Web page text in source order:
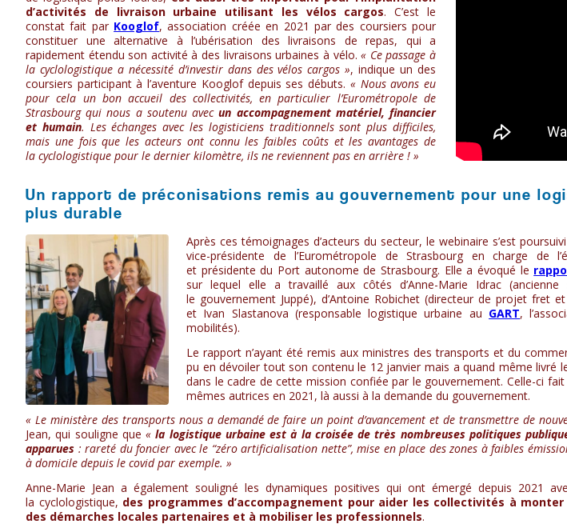
d’activités de livraison urbaine utilisant les vélos cargos. C’est le
constat fait par Kooglof, association créée en 2021 par des coursiers pour
constituer une alternative à l’ubérisation des livraisons de repas, qui a
rapidement étendu son activité à des livraisons urbaines à vélo.« Ce passage à
la cyclologistique a nécessité d’investir dans des vélos cargos », indique un des
coursiers participant à l’aventure Kooglof depuis ses débuts. « Nous avons eu
pour cela un bon accueil des collectivités, en particulier l’Eurométropole de
Strasbourg qui nous a soutenu avecun accompagnement matériel, financier
et humain. Les échanges avec les logisticiens traditionnels sont plus difficiles,
mais une fois que les acteurs ont connu les faibles coûts et les avantages de
la cyclologistique pour le dernier kilomètre, ils ne reviennent pas en arrière ! »
Un rapport de préconisations remis au gouvernement pour une
plus durable
Après ces témoignages d’acteurs du secteur, le webinaire s’est poursuivi
vice-présidente de l’Eurométropole de Strasbourg en charge de
et présidente du Port autonome de Strasbourg. Elle a évoqué le
sur lequel elle a travaillé aux côtés d’Anne-Marie Idrac (ancienne
le gouvernement Juppé), d’Antoine Robichet (directeur de projet fret
et Ivan Slastanova (responsable logistique urbaine au GART,
mobilités).
Le rapport n’ayant été remis aux ministres des transports et du
pu en dévoiler tout son contenu le 12 janvier mais a quand même livré
dans le cadre de cette mission confiée par le gouvernement. Celle-ci
mêmes autrices en 2021, là aussi à la demande du gouvernement.
« Le ministère des transports nous a demandé de faire un point d’avancement et de transmettre de
Jean, qui souligne que «la logistique urbaine est à la croisée de très nombreuses politiques
apparues : rareté du foncier avec le “zéro artificialisation nette”, mise en place des zones à faibles
à domicile depuis le covid par exemple. »
Anne-Marie Jean a également souligné les dynamiques positives qui ont émergé depuis 2021
la cyclologistique, des programmes d’accompagnement pour aider les collectivités à
des démarches locales partenaires et à mobiliser les professionnels.